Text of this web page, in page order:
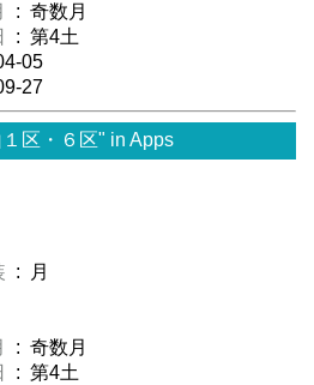
: 奇数月
: 第4土
05
27
区・６区" in Apps
: 月
: 奇数月
: 第4土